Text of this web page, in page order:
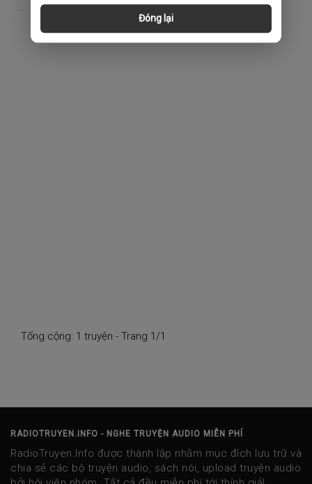
Đóng lại
Tổng cộng: 1 truyện - Trang 1/1
RADIOTRUYEN.INFO - NGHE TRUYỆN AUDIO MIỄN PHÍ
RadioTruyen.Info được thành lập nhằm mục đích lưu trữ và
chia sẻ các bộ truyện audio, sách nói, upload truyện audio